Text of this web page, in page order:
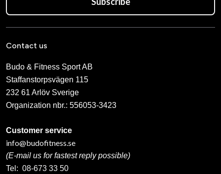
Contact us
Budo & Fitness Sport AB
Staffanstorpsvägen 115
232 61 Arlöv Sverige
Organization nbr.: 556053-3423
Customer service
info@budofitness.se
(E-mail us for fastest reply possible)
Tel: 08-673 33 50